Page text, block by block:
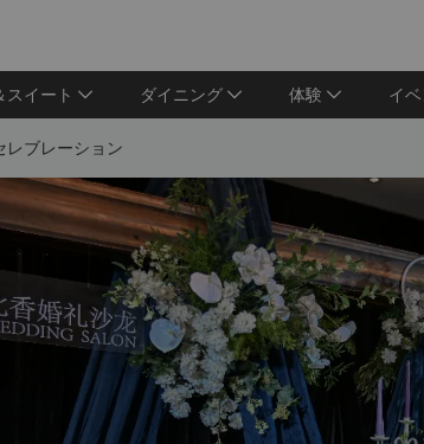
スイート ダイニング 体験 イ
レブレーション